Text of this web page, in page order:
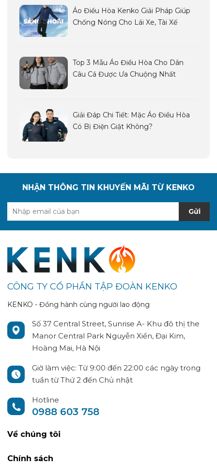
Áo Điều Hòa Kenko Giải Pháp Giúp
Chống Nóng Cho Lái Xe, Tài Xế
Top 3 Mẫu Áo Điều Hòa Cho Dân
Câu Cá Được Ưa Chuộng Nhất
Giải Đáp Chi Tiết: Mặc Áo Điều Hòa
Có Bị Điện Giật Không?
NHẬN THÔNG TIN KHUYẾN MÃI TỪ KENKO
Gửi
CÔNG TY CỔ PHẦN TẬP ĐOÀN KENKO
KENKO - Đồng hành cùng người lao động
Số 37 Central Street, Sunrise A- Khu đô thị the
Manor Central Park Nguyễn Xiển, Đại Kim,
Hoàng Mai, Hà Nội
Giờ làm việc: Từ 9:00 đến 22:00 các ngày trong
tuần từ Thứ 2 đến Chủ nhật
Hotline
0988 603 758
Về chúng tôi
Chính sách